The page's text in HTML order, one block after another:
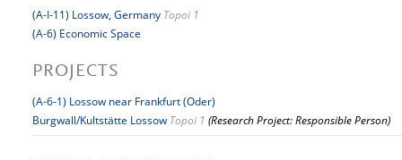
(A-I-11) Lossow, Germany Topoi 1
(A-6) Economic Space
PROJECTS
(A-6-1) Lossow near Frankfurt (Oder)
Burgwall/Kultstätte Lossow Topoi 1 (Research Project: Responsible Person)